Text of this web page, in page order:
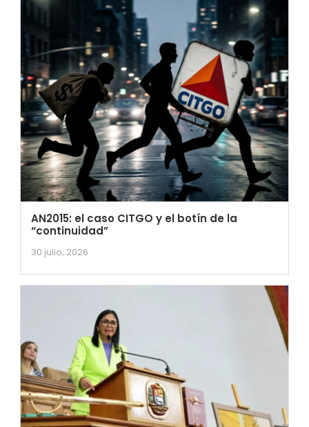
AN2015: el caso CITGO y el botín de la
“continuidad”
30 julio, 2026